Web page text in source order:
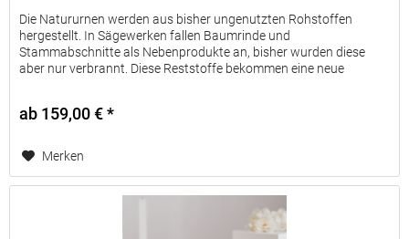
Die Natururnen werden aus bisher ungenutzten Rohstoffen
hergestellt. In Sägewerken fallen Baumrinde und
Stammabschnitte als Nebenprodukte an, bisher wurden diese
aber nur verbrannt. Diese Reststoffe bekommen eine neue
ab 159,00 € *
Merken